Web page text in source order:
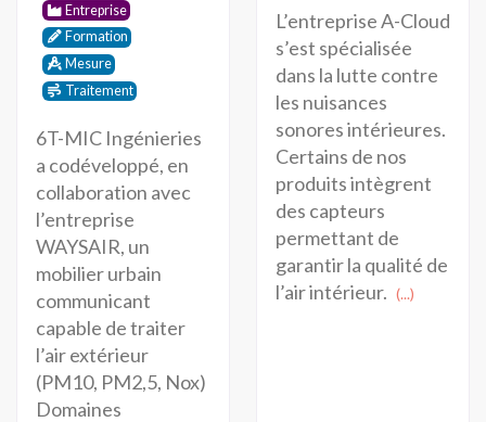
Entreprise
Formation
Mesure
Traitement
6T-MIC Ingénieries
a codéveloppé, en
collaboration avec
l’entreprise
WAYSAIR, un
mobilier urbain
communicant
capable de traiter
l’air extérieur
(PM10, PM2,5, Nox)
Domaines
L’entreprise A-Cloud
s’est spécialisée
dans la lutte contre
les nuisances
sonores intérieures.
Certains de nos
produits intègrent
des capteurs
permettant de
garantir la qualité de
l’air intérieur. (...)